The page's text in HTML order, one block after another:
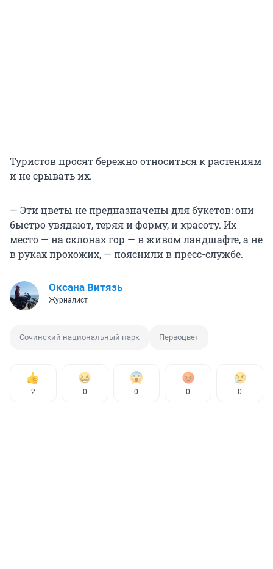
Туристов просят бережно относиться к растениям
и не срывать их.
— Эти цветы не предназначены для букетов: они
быстро увядают, теряя и форму, и красоту. Их
место — на склонах гор — в живом ландшафте, а не
в руках прохожих, — пояснили в пресс-службе.
Оксана Витязь
Журналист
Сочинский национальный парк Первоцвет
2 0 0 0 0